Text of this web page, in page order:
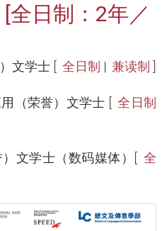
日制：2年／
文学士 [ 全日制 | 兼读制 ]
（荣誉）文学士 [ 全日制
文学士（数码媒体）[ 全